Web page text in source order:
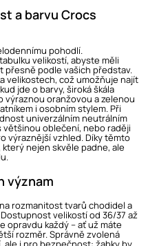
a barvu Crocs
pohodlí.
velikostí, abyste měli
přesně podle vašich představ.
velikostech, což umožňuje najít
jde o barvy, široká škála
výraznou oranžovou a zelenou
i osobním stylem. Při
univerzálním neutrálním
oblečení, nebo raději
výraznější vzhled. Díky těmto
nejen skvěle padne, ale
význam
rozmanitost tvarů chodidel a
velikostí od 36/37 až
opravdu každý – ať už máte
rozměr. Správně zvolená